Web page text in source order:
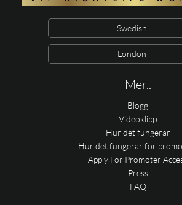
Swedish
London
Mer..
Blogg
Videoklipp
Hur det fungerar
Hur det fungerar för
Apply For Promoter
Press
FAQ